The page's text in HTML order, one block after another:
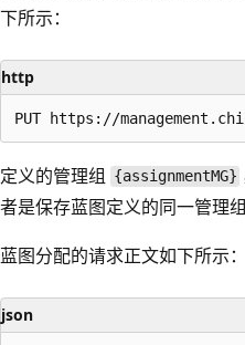
下所示：
http
定义的管理组 {assignmentMG}
者是保存蓝图定义的同一管理组
蓝图分配的请求正文如下所示：
json